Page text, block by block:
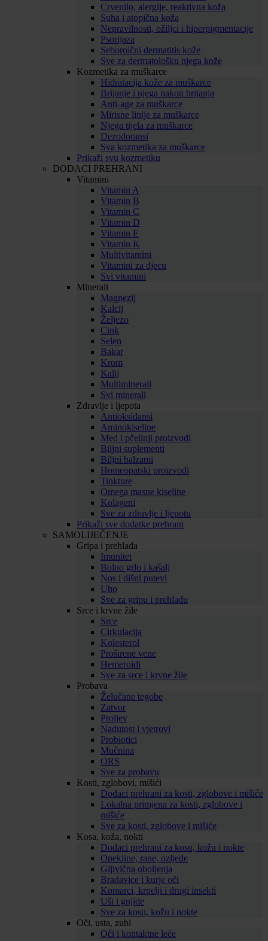
Crvenilo, alergije, reaktivna koža
Suha i atopična koža
Nepravilnosti, ožiljci i hiperpigmentacije
Psorijaza
Seboroični dermatitis kože
Sve za dermatološku njega kože
Kozmetika za muškarce
Hidratacija kože za muškarce
Brijanje i njega nakon brijanja
Anti-age za muškarce
Mirisne linije za muškarce
Njega tijela za muškarce
Dezodoransi
Sva kozmetika za muškarce
Prikaži svu kozmetiku
DODACI PREHRANI
Vitamini
Vitamin A
Vitamin B
Vitamin C
Vitamin D
Vitamin E
Vitamin K
Multivitamini
Vitamini za djecu
Svi vitamini
Minerali
Magnezij
Kalcij
Željezo
Cink
Selen
Bakar
Krom
Kalij
Multiminerali
Svi minerali
Zdravlje i ljepota
Antioksidansi
Aminokiseline
Med i pčelinji proizvodi
Biljni suplementi
Biljni balzami
Homeopatski proizvodi
Tinkture
Omega masne kiseline
Kolageni
Sve za zdravlje i ljepotu
Prikaži sve dodatke prehrani
SAMOLIJEČENJE
Gripa i prehlada
Imunitet
Bolno grlo i kašalj
Nos i dišni putevi
Uho
Sve za gripu i prehladu
Srce i krvne žile
Srce
Cirkulacija
Kolesterol
Proširene vene
Hemeroidi
Sve za srce i krvne žile
Probava
Želučane tegobe
Zatvor
Proljev
Nadutost i vjetrovi
Probiotici
Mučnina
ORS
Sve za probavu
Kosti, zglobovi, mišići
Dodaci prehrani za kosti, zglobove i mišiće
Lokalna primjena za kosti, zglobove i
mišiće
Sve za kosti, zglobove i mišiće
Kosa, koža, nokti
Dodaci prehrani za kosu, kožu i nokte
Opekline, rane, ozljede
Gljivična oboljenja
Bradavice i kurje oči
Komarci, krpelji i drugi insekti
Uši i gnjide
Sve za kosu, kožu i nokte
Oči, usta, zubi
Oči i kontaktne leće